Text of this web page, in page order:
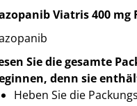
111987762228
04150198776228
Viatris 400
Sie die gesamte
denn sie
Heben Sie die